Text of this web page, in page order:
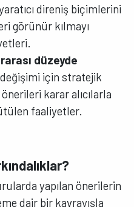
direniş biçimlerini
görünür kılmayı
düzeyde
için stratejik
karar alıcılarla
faaliyetler.
yapılan önerilerin
dair bir kavrayışla